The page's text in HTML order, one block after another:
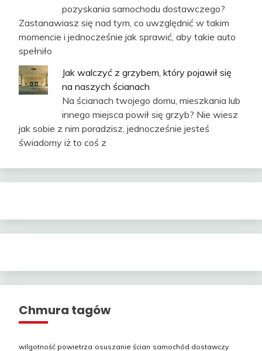
pozyskania samochodu dostawczego?
Zastanawiasz się nad tym, co uwzględnić w takim
momencie i jednocześnie jak sprawić, aby takie auto
spełniło
Jak walczyć z grzybem, który pojawił się
na naszych ścianach
Na ścianach twojego domu, mieszkania lub
innego miejsca powił się grzyb? Nie wiesz
jak sobie z nim poradzisz, jednocześnie jesteś
świadomy iż to coś z
Chmura tagów
wilgotność powietrza osuszanie ścian samochód dostawczy